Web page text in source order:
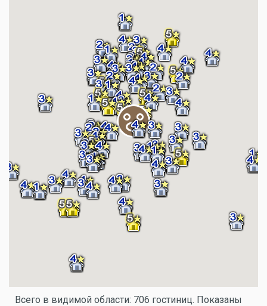
Всего в видимой области: 706 гостиниц. Показаны